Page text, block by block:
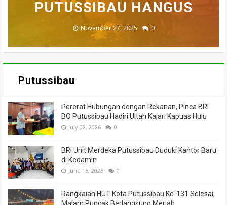
MENINGGAL DUNIA
July 05, 2026 0
PUTUSSIBAU HANGUS
November 27, 2025 0
BADAU BERI BANTUAN
March 26, 2025 0
DILALAP API
March 13, 2025 0
MASSA
February 18, 2025 0
Putussibau
Pererat Hubungan dengan Rekanan, Pinca BRI
BO Putussibau Hadiri Ultah Kajari Kapuas Hulu
July 02, 2026 0
BRI Unit Merdeka Putussibau Duduki Kantor Baru
di Kedamin
June 15, 2026 0
Rangkaian HUT Kota Putussibau Ke-131 Selesai,
Malam Puncak Berlangsung Meriah